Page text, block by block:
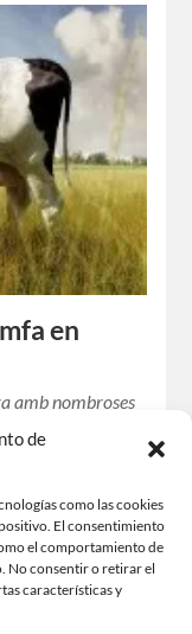
de
como las cookies
El consentimiento
el comportamiento de
No consentir o retirar el
características y
en
amb nombroses
tanques
i tornar